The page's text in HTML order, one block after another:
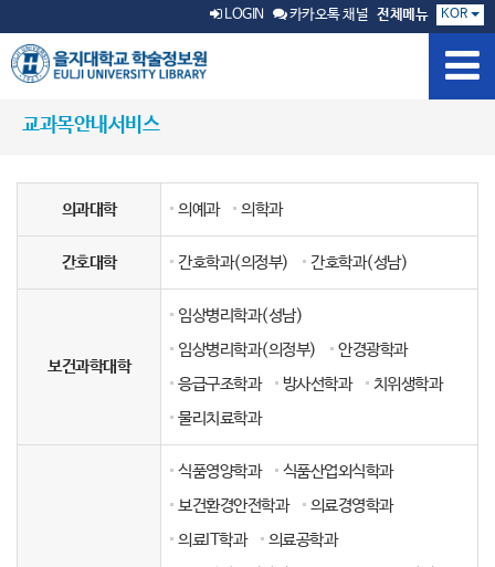
LOGIN 카카오톡 채널 전체메뉴 KOR
교과목안내서비스
의과대학 의예과 의학과
간호대학 간호학과(의정부) 간호학과(성남)
보건과학대학
임상병리학과(성남)
임상병리학과(의정부)
안경광학과
응급구조학과
방사선학과
치위생학과
물리치료학과
식품영양학과
식품산업외식학과
보건환경안전학과
의료경영학과
의료IT학과
의료공학과